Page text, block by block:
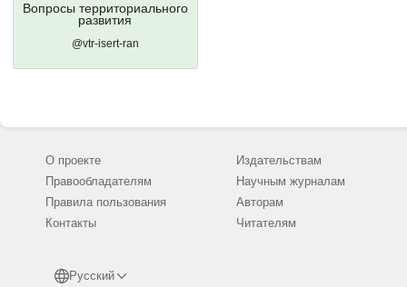
Вопросы территориального
развития
@vtr-isert-ran
О проекте
Правообладателям
Правила пользования
Контакты
Русский
Издательствам
Научным журналам
Авторам
Читателям